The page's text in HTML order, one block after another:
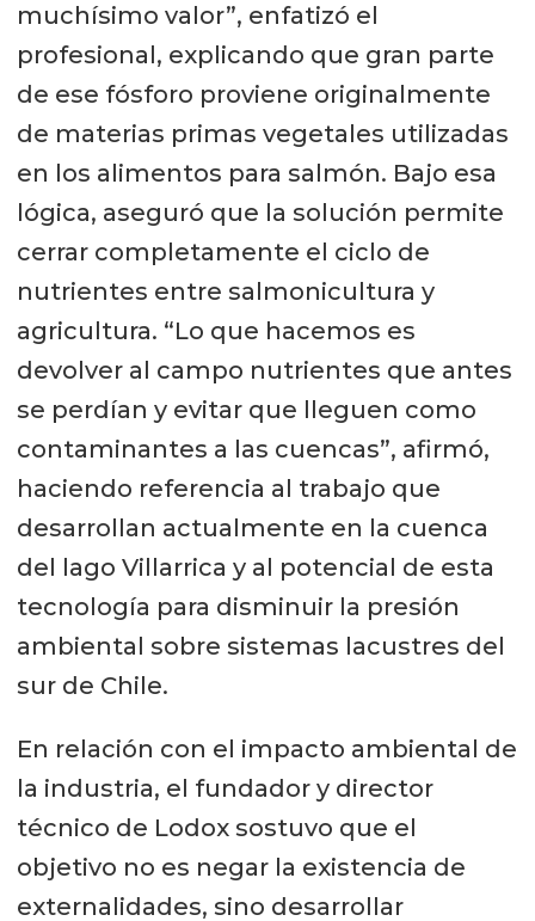
muchísimo valor”, enfatizó el
profesional, explicando que gran parte
de ese fósforo proviene originalmente
de materias primas vegetales utilizadas
en los alimentos para salmón. Bajo esa
lógica, aseguró que la solución permite
cerrar completamente el ciclo de
nutrientes entre salmonicultura y
agricultura. “Lo que hacemos es
devolver al campo nutrientes que antes
se perdían y evitar que lleguen como
contaminantes a las cuencas”, afirmó,
haciendo referencia al trabajo que
desarrollan actualmente en la cuenca
del lago Villarrica y al potencial de esta
tecnología para disminuir la presión
ambiental sobre sistemas lacustres del
sur de Chile.
En relación con el impacto ambiental de
la industria, el fundador y director
técnico de Lodox sostuvo que el
objetivo no es negar la existencia de
externalidades, sino desarrollar